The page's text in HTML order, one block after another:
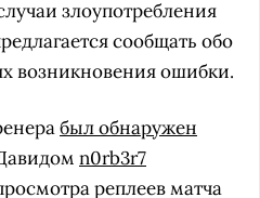
злоупотребления
сообщать обо
возникновения ошибки.
был обнаружен
n0rb3r7
реплеев матча